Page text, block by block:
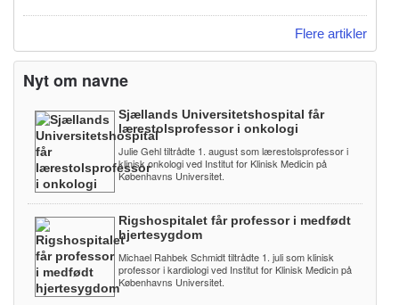
Flere artikler
Nyt om navne
Sjællands Universitetshospital får
lærestolsprofessor i onkologi
Julie Gehl tiltrådte 1. august som lærestolsprofessor i
klinisk onkologi ved Institut for Klinisk Medicin på
Københavns Universitet.
Rigshospitalet får professor i medfødt
hjertesygdom
Michael Rahbek Schmidt tiltrådte 1. juli som klinisk
professor i kardiologi ved Institut for Klinisk Medicin på
Københavns Universitet.